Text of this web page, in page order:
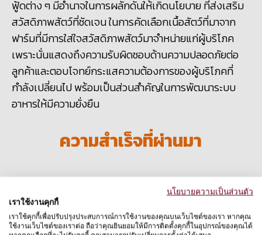
ฟู้ดต่าง ๆ มีอำนาจในการผลักดันให้เกิดนโยบาย ที่ส่งเสริม
สวัสดิภาพสัตว์ที่ชัดเจน ในการคัดเลือกเนื้อสัตว์ที่มาจาก
ฟาร์มที่มีการใส่ใจสวัสดิภาพสัตว์มาจำหน่ายแก่ผู้บริโภค
เพราะนั่นแสดงถึงความรับผิดชอบด้านความปลอดภัยต่อ
ลูกค้าและตอบโจทย์กระแสความต้องการของผู้บริโภคที่
กำลังเปลี่ยนไป พร้อมเป็นส่วนสำคัญในการพัฒนาระบบ
อาหารให้มีความยั่งยืน
ความสำเร็จที่ผ่านมา
โครงการ Raise Pigs Right (เลี้ยงหมู
ด้วยใจ)
นโยบายความเป็นส่วนตัว
เราใช้งานคุกกี้
เราใช้คุกกี้เพื่อปรับปรุงประสบการณ์การใช้งานของคุณบนเว็บไซต์ของเรา หากคุณ
ใช้งานเว็บไซต์ของเราต่อ ถือว่าคุณยินยอมให้มีการติดตั้งคุกกี้ในอุปกรณ์ของคุณได้